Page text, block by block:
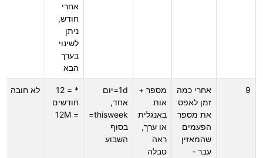
אחרי
חודש,
ניתן
לשינוי
בערך
הבא
9
אחרי כמה
זמן לאפס
את מספר
הפעמים
שהמאזין
עבר -
מספר +
אות
באנגלית
או ערך,
ראה
טבלה
1d=יום
אחד,
thisweek=
בסוף
השבוע
* = 12
חודשים
= 12M
לא חובה